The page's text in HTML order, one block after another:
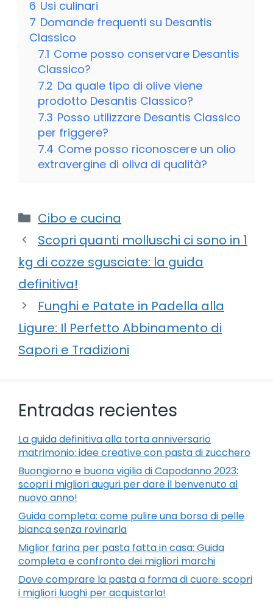
6 Usi culinari
7 Domande frequenti su Desantis
Classico
7.1 Come posso conservare Desantis
Classico?
7.2 Da quale tipo di olive viene
prodotto Desantis Classico?
7.3 Posso utilizzare Desantis Classico
per friggere?
7.4 Come posso riconoscere un olio
extravergine di oliva di qualità?
Categorie
Cibo e cucina
Scopri quanti molluschi ci sono in 1
kg di cozze sgusciate: la guida
definitiva!
Funghi e Patate in Padella alla
Ligure: Il Perfetto Abbinamento di
Sapori e Tradizioni
Entradas recientes
La guida definitiva alla torta anniversario
matrimonio: idee creative con pasta di zucchero
Buongiorno e buona vigilia di Capodanno 2023:
scopri i migliori auguri per dare il benvenuto al
nuovo anno!
Guida completa: come pulire una borsa di pelle
bianca senza rovinarla
Miglior farina per pasta fatta in casa: Guida
completa e confronto dei migliori marchi
Dove comprare la pasta a forma di cuore: scopri
i migliori luoghi per acquistarla!